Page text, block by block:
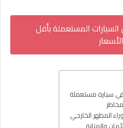
المستعملة بأقل
الأسعار
سيارة مستعملة
المظهر الخارجي